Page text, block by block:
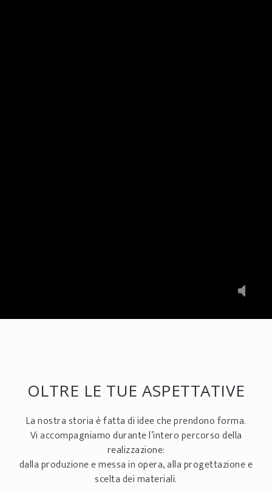
OLTRE LE TUE ASPETTATIVE
La nostra storia è fatta di idee che prendono forma.
Vi accompagniamo durante l’intero percorso della
realizzazione:
dalla produzione e messa in opera, alla progettazione e
scelta dei materiali.